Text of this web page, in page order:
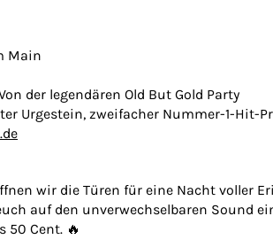
Main
der legendären Old But Gold Party
Urgestein, zweifacher Nummer-1-
wir die Türen für eine Nacht
auf den unverwechselbaren Sound
50 Cent. 🔥